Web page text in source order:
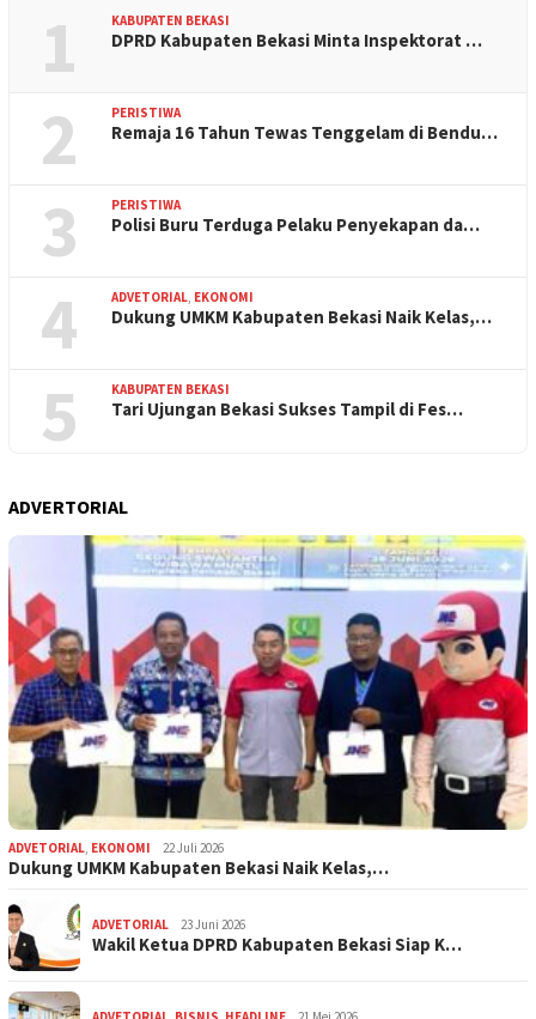
1 KABUPATEN BEKASI
DPRD Kabupaten Bekasi Minta Inspektorat …
2 PERISTIWA
Remaja 16 Tahun Tewas Tenggelam di Bendu…
3 PERISTIWA
Polisi Buru Terduga Pelaku Penyekapan da…
4 ADVETORIAL, EKONOMI
Dukung UMKM Kabupaten Bekasi Naik Kelas,…
5 KABUPATEN BEKASI
Tari Ujungan Bekasi Sukses Tampil di Fes…
ADVERTORIAL
ADVETORIAL, EKONOMI 22 Juli 2026
Dukung UMKM Kabupaten Bekasi Naik Kelas,…
ADVETORIAL 23 Juni 2026
Wakil Ketua DPRD Kabupaten Bekasi Siap K…